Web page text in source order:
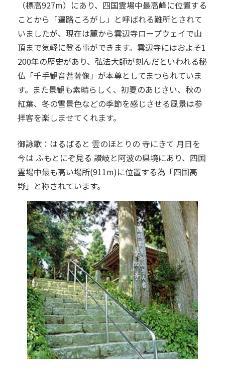
（標高927m）にあり、四国霊場中最高峰に位置する
ことから「遍路ころがし」と呼ばれる難所とされて
いましたが、現在は麓から雲辺寺ロープウェイで山
頂まで気軽に登る事ができます。雲辺寺にはおよそ1
200年の歴史があり、弘法大師が刻んだといわれる秘
仏「千手観音菩薩像」が本尊としてまつられていま
す。また景観も素晴らしく、初夏のあじさい、秋の
紅葉、冬の雪景色などの季節を感じさせる風景は参
拝客を楽しませてくれます。
御詠歌：はるばると 雲のほとりの 寺にきて 月日を
今は ふもとにぞ見る 讃岐と阿波の県境にあり、四国
霊場中最も高い場所(911m)に位置する為「四国高
野」と称されています。